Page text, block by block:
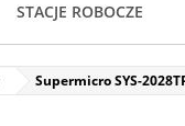
STACJE ROBOCZE
Supermicro SYS-